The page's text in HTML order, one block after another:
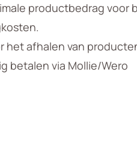
productbedrag voor
het afhalen van
betalen via Mollie/Wero